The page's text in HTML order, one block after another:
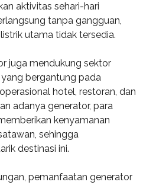
aktivitas sehari-hari
tanpa gangguan,
utama tidak tersedia.
juga mendukung sektor
bergantung pada
hotel, restoran, dan
adanya generator, para
kenyamanan
sehingga
destinasi ini.
pemanfaatan generator